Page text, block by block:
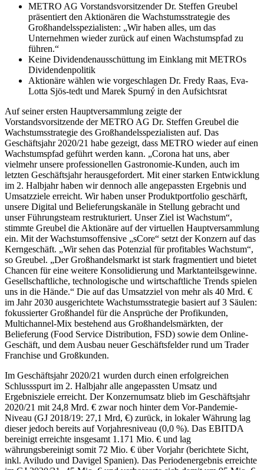
METRO AG Vorstandsvorsitzender Dr. Steffen Greubel
präsentiert den Aktionären die Wachstumsstrategie des
Großhandelsspezialisten: „Wir haben alles, um das
Unternehmen wieder zurück auf einen Wachstumspfad zu
führen.“
Keine Dividendenausschüttung im Einklang mit METROs
Dividendenpolitik
Aktionäre wählen wie vorgeschlagen Dr. Fredy Raas, Eva-
Lotta Sjös-tedt und Marek Spurný in den Aufsichtsrat
Auf seiner ersten Hauptversammlung zeigte der
Vorstandsvorsitzende der METRO AG Dr. Steffen Greubel die
Wachstumsstrategie des Großhandelsspezialisten auf. Das
Geschäftsjahr 2020/21 habe gezeigt, dass METRO wieder auf einen
Wachstumspfad geführt werden kann. „Corona hat uns, aber
vielmehr unsere professionellen Gastronomie-Kunden, auch im
letzten Geschäftsjahr herausgefordert. Mit einer starken Entwicklung
im 2. Halbjahr haben wir dennoch alle angepassten Ergebnis und
Umsatzziele erreicht. Wir haben unser Produktportfolio geschärft,
unsere Digital und Belieferungskanäle in Stellung gebracht und
unser Führungsteam restrukturiert. Unser Ziel ist Wachstum“,
stimmte Greubel die Aktionäre auf der virtuellen Hauptversammlung
ein. Mit der Wachstumsoffensive „sCore“ setzt der Konzern auf das
Kerngeschäft. „Wir sehen das Potenzial für profitables Wachstum“,
so Greubel. „Der Großhandelsmarkt ist stark fragmentiert und bietet
Chancen für eine weitere Konsolidierung und Marktanteilsgewinne.
Gesellschaftliche, technologische und wirtschaftliche Trends spielen
uns in die Hände.“ Die auf das Umsatzziel von mehr als 40 Mrd. €
im Jahr 2030 ausgerichtete Wachstumsstrategie basiert auf 3 Säulen:
fokussierter Großhandel für die Ansprüche der Profikunden,
Multichannel-Mix bestehend aus Großhandelsmärkten, der
Belieferung (Food Service Distribution, FSD) sowie dem Online-
Geschäft, und dem Ausbau neuer Geschäftsfelder rund um Trader
Franchise und Großkunden.
Im Geschäftsjahr 2020/21 wurden durch einen erfolgreichen
Schlussspurt im 2. Halbjahr alle angepassten Umsatz und
Ergebnisziele erreicht. Der Konzernumsatz blieb im Geschäftsjahr
2020/21 mit 24,8 Mrd. € zwar noch hinter dem Vor-Pandemie-
Niveau (GJ 2018/19: 27,1 Mrd, €) zurück, in lokaler Währung lag
dieser jedoch bereits auf Vorjahresniveau (0,0 %). Das EBITDA
bereinigt erreichte insgesamt 1.171 Mio. € und lag
währungsbereinigt somit 72 Mio. € über Vorjahr (berichtete Sicht,
inkl. Aviludo und Davigel Spanien). Das Periodenergebnis erreichte